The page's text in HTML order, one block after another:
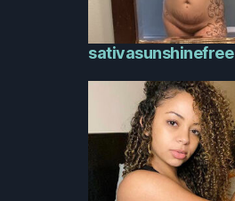
sativasunshinefree